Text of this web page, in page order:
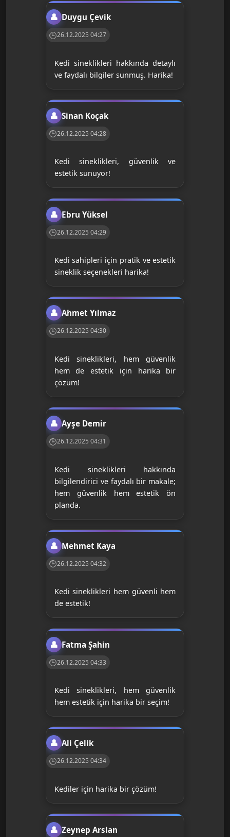
Duygu Çevik
26.12.2025 04:27
Kedi sineklikleri hakkında detaylı
ve faydalı bilgiler sunmuş. Harika!
Sinan Koçak
26.12.2025 04:28
Kedi sineklikleri, güvenlik ve
estetik sunuyor!
Ebru Yüksel
26.12.2025 04:29
Kedi sahipleri için pratik ve estetik
sineklik seçenekleri harika!
Ahmet Yılmaz
26.12.2025 04:30
Kedi sineklikleri, hem güvenlik
hem de estetik için harika bir
çözüm!
Ayşe Demir
26.12.2025 04:31
Kedi sineklikleri hakkında
bilgilendirici ve faydalı bir makale;
hem güvenlik hem estetik ön
planda.
Mehmet Kaya
26.12.2025 04:32
Kedi sineklikleri hem güvenli hem
de estetik!
Fatma Şahin
26.12.2025 04:33
Kedi sineklikleri, hem güvenlik
hem estetik için harika bir seçim!
Ali Çelik
26.12.2025 04:34
Kediler için harika bir çözüm!
Zeynep Arslan